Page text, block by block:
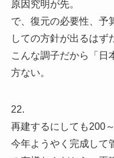
原因究明が先。
で、復元の必要性、予
しての方針が出るはず
こんな調子だから「日
方ない。
22.
再建するにしても200
今年ようやく完成して